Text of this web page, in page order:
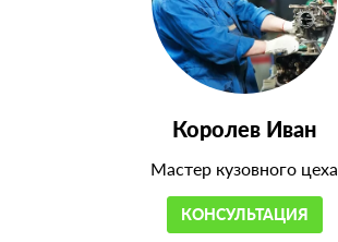
Королев Иван
Мастер кузовного цеха
КОНСУЛЬТАЦИЯ